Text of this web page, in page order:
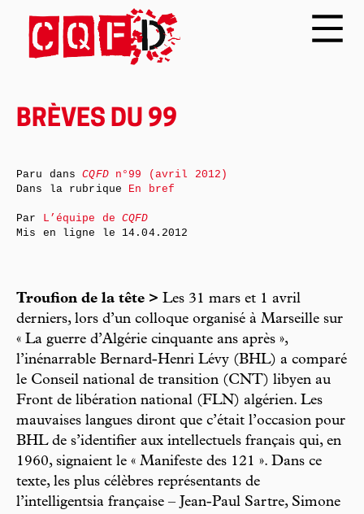
BRÈVES DU 99
Troufion de la tête > Les 31 mars et 1 avril
derniers, lors d’un colloque organisé à Marseille sur
« La guerre d’Algérie cinquante ans après »,
l’inénarrable Bernard-Henri Lévy (BHL) a comparé
le Conseil national de transition (CNT) libyen au
Front de libération national (FLN) algérien. Les
mauvaises langues diront que c’était l’occasion pour
BHL de s’identifier aux intellectuels français qui, en
1960, signaient le « Manifeste des 121 ». Dans ce
texte, les plus célèbres représentants de
l’intelligentsia française – Jean-Paul Sartre, Simone
Paru dansCQFDn°99 (avril 2012)
Dans la rubrique En bref
Par L’équipe deCQFD
Mis en ligne le 14.04.2012